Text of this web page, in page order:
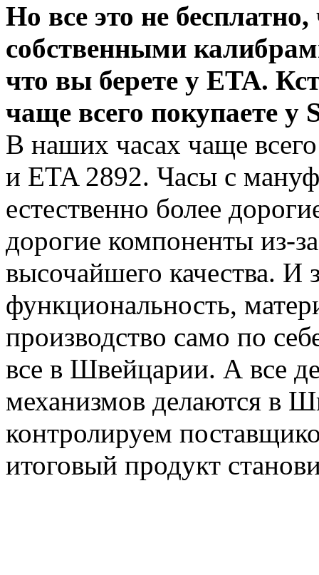
Но все это не
собственными
что вы берете у ETA.
чаще всего покупаете у
В наших часах чаще
и ETA 2892. Часы с
естественно более
дорогие компоненты из-
высочайшего качества. И
функциональность,
производство само по
все в Швейцарии. А все
механизмов делаются в
контролируем
итоговый продукт